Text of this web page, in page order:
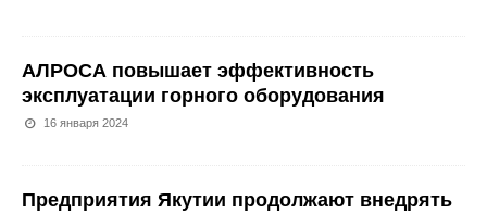
АЛРОСА повышает эффективность
эксплуатации горного оборудования
16 января 2024
Предприятия Якутии продолжают внедрять